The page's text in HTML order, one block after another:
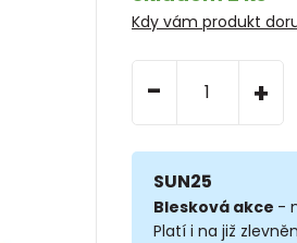
Kdy vám produkt
- +
SUN25
Blesková akce -
Platí i na již